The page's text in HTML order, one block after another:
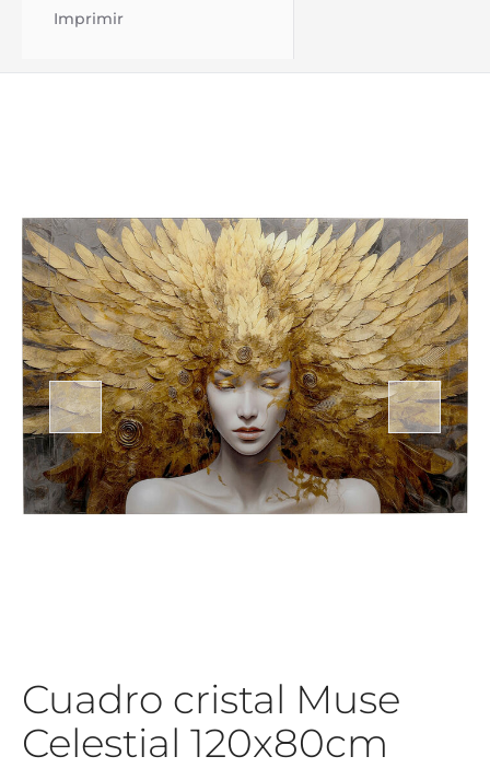
Imprimir
Cuadro cristal Muse
Celestial 120x80cm